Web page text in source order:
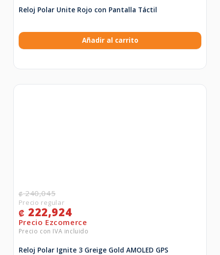
Reloj Polar Unite Rojo con Pantalla Táctil
Añadir al carrito
₡240,045
₡ 222,924
Reloj Polar Ignite 3 Greige Gold AMOLED GPS